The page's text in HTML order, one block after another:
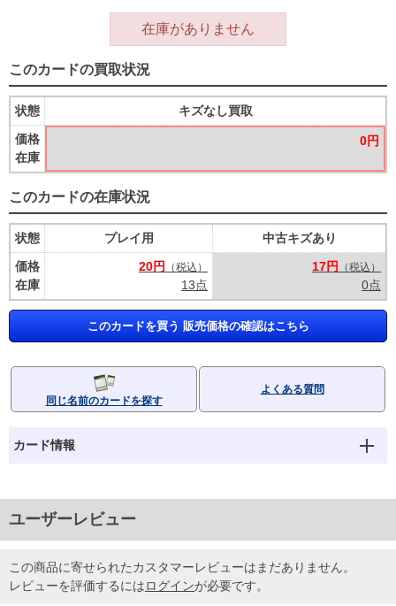
在庫がありません
このカードの買取状況
状態
価格
在庫
キズなし買取
0円
このカードの在庫状況
状態
価格
在庫
プレイ用
20円
（税込）
13点
中古キズあり
17円
（税込）
0点
このカードを買う 販売価格の確認はこちら
同じ名前のカードを探す
よくある質問
カード情報
ユーザーレビュー
この商品に寄せられたカスタマーレビューはまだありません。
レビューを評価するにはログインが必要です。